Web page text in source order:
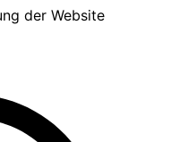
der Website